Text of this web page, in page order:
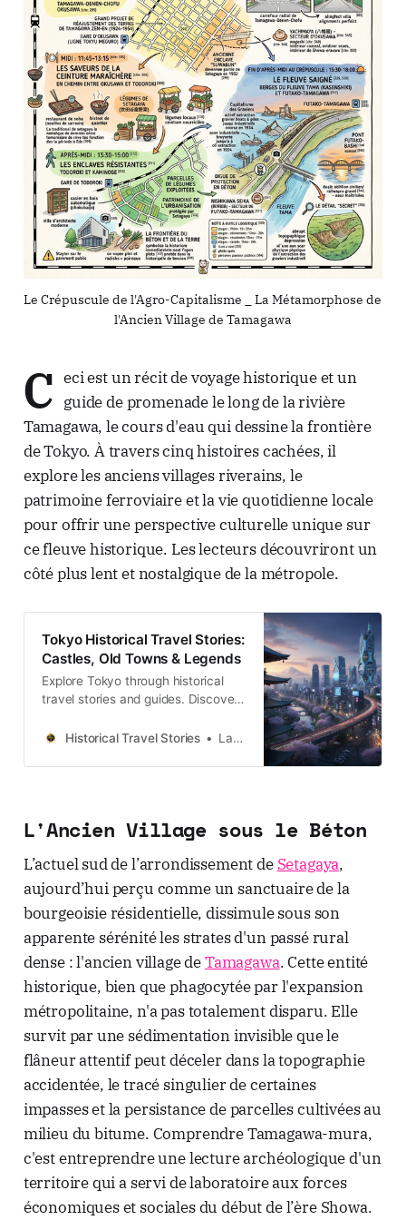
Le Crépuscule de l'Agro-Capitalisme _ La Métamorphose de
l'Ancien Village de Tamagawa
C eci est un récit de voyage historique et un
guide de promenade le long de la rivière
Tamagawa, le cours d'eau qui dessine la frontière
de Tokyo. À travers cinq histoires cachées, il
explore les anciens villages riverains, le
patrimoine ferroviaire et la vie quotidienne locale
pour offrir une perspective culturelle unique sur
ce fleuve historique. Les lecteurs découvriront un
côté plus lent et nostalgique de la métropole.
Tokyo Historical Travel Stories:
Castles, Old Towns & Legends
Explore Tokyo through historical
travel stories and guides. Discover
legends across the country.
Historical Travel Stories Lawrence
L'Ancien Village sous le Béton
L’actuel sud de l’arrondissement de Setagaya,
aujourd’hui perçu comme un sanctuaire de la
bourgeoisie résidentielle, dissimule sous son
apparente sérénité les strates d'un passé rural
dense : l'ancien village deTamagawa. Cette entité
historique, bien que phagocytée par l'expansion
métropolitaine, n'a pas totalement disparu. Elle
survit par une sédimentation invisible que le
flâneur attentif peut déceler dans la topographie
accidentée, le tracé singulier de certaines
impasses et la persistance de parcelles cultivées au
milieu du bitume. Comprendre Tamagawa-mura,
c'est entreprendre une lecture archéologique d'un
territoire qui a servi de laboratoire aux forces
économiques et sociales du début de l’ère Showa.